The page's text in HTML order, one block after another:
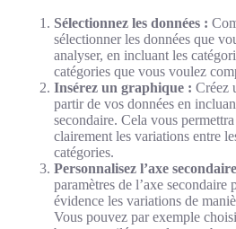
Sélectionnez les données :
sélectionner les données que
analyser, en incluant les
catégories que vous voulez
Insérez un graphique : Créez
partir de vos données en
secondaire. Cela vous
clairement les variations entre
catégories.
Personnalisez l’axe
paramètres de l’axe secondaire
évidence les variations de
Vous pouvez par exemple